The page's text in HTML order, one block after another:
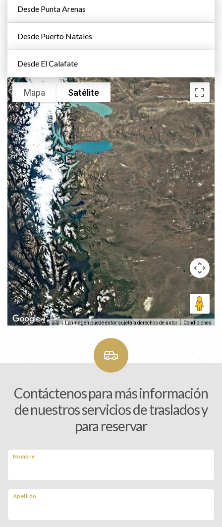
Desde Punta Arenas
Desde Puerto Natales
Desde El Calafate
Mapa Satélite
La imagen puede estar sujeta a derechos de autor Condiciones
Contáctenos para más información
de nuestros servicios de traslados y
para reservar
Nombre
Apellido